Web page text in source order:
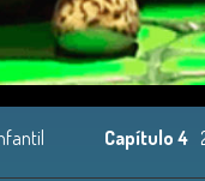
Capítulo 4